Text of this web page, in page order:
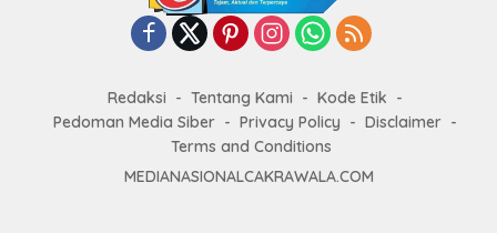
Redaksi Tentang Kami
Kode Etik
Pedoman Media Siber
Privacy Policy
Disclaimer
Terms and Conditions
MEDIANASIONALCAKRAWALA.COM